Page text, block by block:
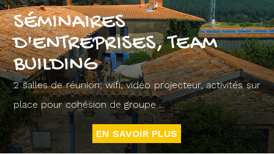
SÉMINAIRES
D'ENTREPRISES, TEAM
BUILDING
2 salles de réunion, wifi, vidéo projecteur, activités sur
place pour cohésion de groupe ...
EN SAVOIR PLUS